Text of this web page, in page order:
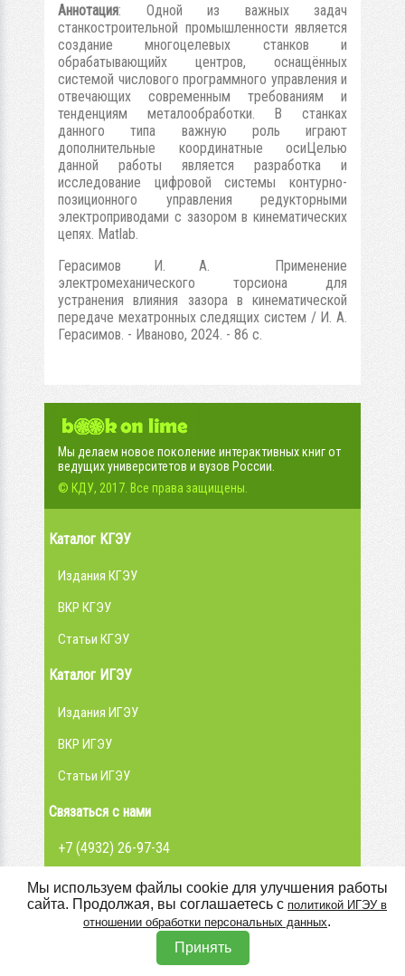
Аннотация: Одной из важных задач
станкостроительной промышленности является
создание многоцелевых станков и
обрабатывающийх центров, оснащённых
системой числового программного управления и
отвечающих современным требованиям и
тенденциям металообработки. В станках
данного типа важную роль играют
дополнительные координатные осиЦелью
данной работы является разработка и
исследование цифровой системы контурно-
позиционного управления редукторными
электроприводами с зазором в кинематических
цепях. Matlab.
Герасимов И. А. Применение
электромеханического торсиона для
устранения влияния зазора в кинематической
передаче мехатронных следящих систем / И. А.
Герасимов. - Иваново, 2024. - 86 с.
Мы делаем новое поколение интерактивных книг от
ведущих университетов и вузов России.
© КДУ, 2017. Все права защищены.
Каталог КГЭУ
Издания КГЭУ
ВКР КГЭУ
Статьи КГЭУ
Мы используем файлы cookie для улучшения работы
сайта. Продолжая, вы соглашаетесь с политикой ИГЭУ в
отношении обработки персональных данных.
Принять
Каталог ИГЭУ
Издания ИГЭУ
ВКР ИГЭУ
Статьи ИГЭУ
Связаться с нами
+7 (4932) 26-97-34
admin@library.ispu.ru
Вконтакте